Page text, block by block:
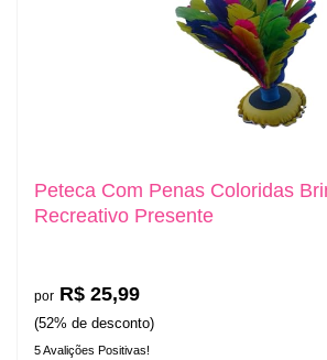
Peteca Com Penas Coloridas
Recreativo Presente
por R$ 25,99
(52% de desconto)
5 Avalições Positivas!